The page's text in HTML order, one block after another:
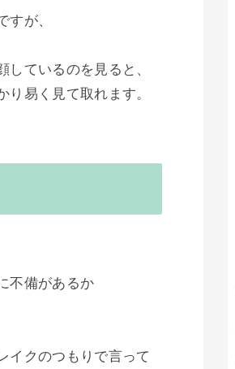
が、
ているのを見ると、
易く見て取れます。
不備があるか
イクのつもりで言って